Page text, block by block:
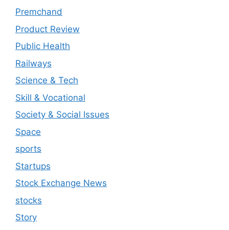
Premchand
Product Review
Public Health
Railways
Science & Tech
Skill & Vocational
Society & Social Issues
Space
sports
Startups
Stock Exchange News
stocks
Story